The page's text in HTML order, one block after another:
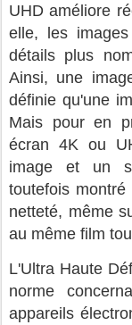
UHD améliore
elle, les
détails plus
Ainsi, une
définie qu'une
Mais pour en
écran 4K ou
image et un
toutefois montré
netteté, même
au même film
L'Ultra Haute
norme
appareils